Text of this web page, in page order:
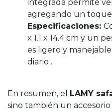
integrada permite
agregando un toque
Especificaciones:
x 1.1 x 14.4 cm y un
es ligero y
diario .
En resumen, el LAMY
sino también un